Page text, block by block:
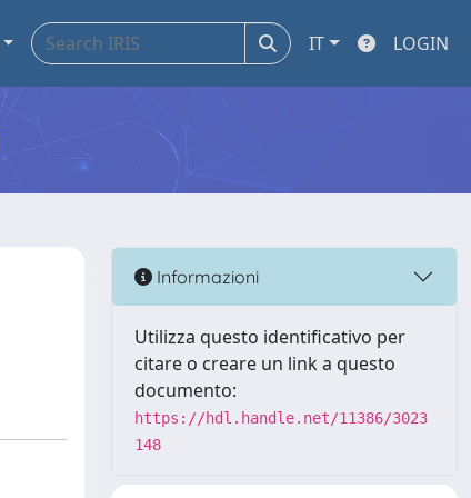
IT LOGIN
Informazioni
Utilizza questo identificativo per
citare o creare un link a questo
documento:
https://hdl.handle.net/11386/3023
148